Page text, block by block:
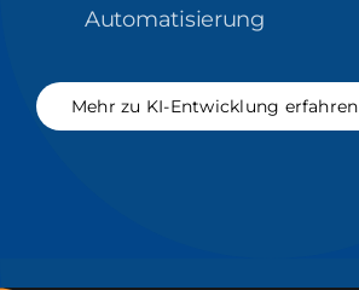
Automatisierung
Mehr zu KI-Entwicklung erfahren